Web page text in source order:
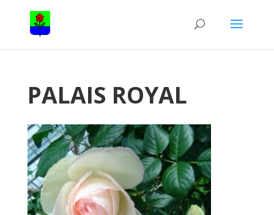
PALAIS ROYAL